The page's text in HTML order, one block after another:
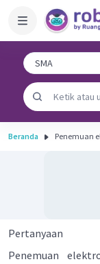
Beranda Penemuan
Pertanyaan
Penemuan